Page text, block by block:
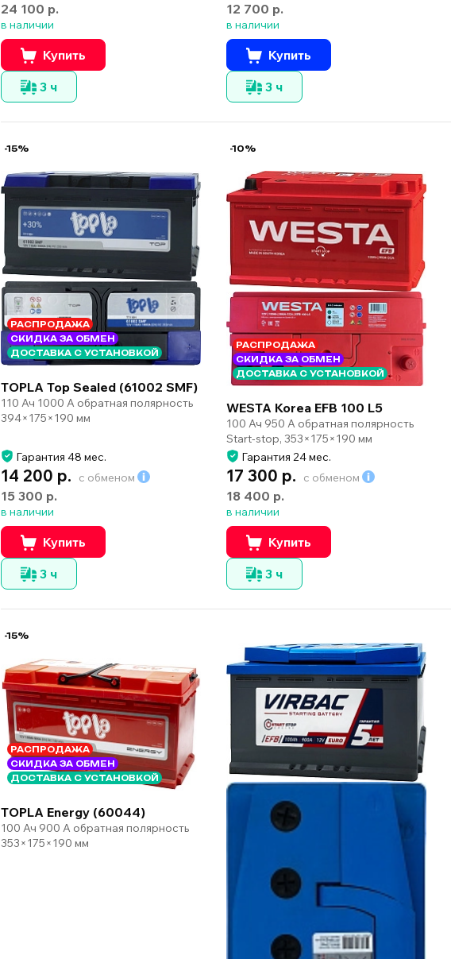
24 100 р.
в наличии
Купить
3 ч
12 700 р.
в наличии
Купить
3 ч
-15%
РАСПРОДАЖА
СКИДКА ЗА ОБМЕН
ДОСТАВКА С УСТАНОВКОЙ
TOPLA Top Sealed (61002 SMF)
110 Ач 1000 А обратная полярность
394×175×190 мм
Гарантия 48 мес.
14 200 р. с обменом
15 300 р.
в наличии
Купить
3 ч
-10%
РАСПРОДАЖА
СКИДКА ЗА ОБМЕН
ДОСТАВКА С УСТАНОВКОЙ
WESTA Korea EFB 100 L5
100 Ач 950 А обратная полярность
Start-stop, 353×175×190 мм
Гарантия 24 мес.
17 300 р. с обменом
18 400 р.
в наличии
Купить
3 ч
-15%
РАСПРОДАЖА
СКИДКА ЗА ОБМЕН
ДОСТАВКА С УСТАНОВКОЙ
TOPLA Energy (60044)
100 Ач 900 А обратная полярность
353×175×190 мм